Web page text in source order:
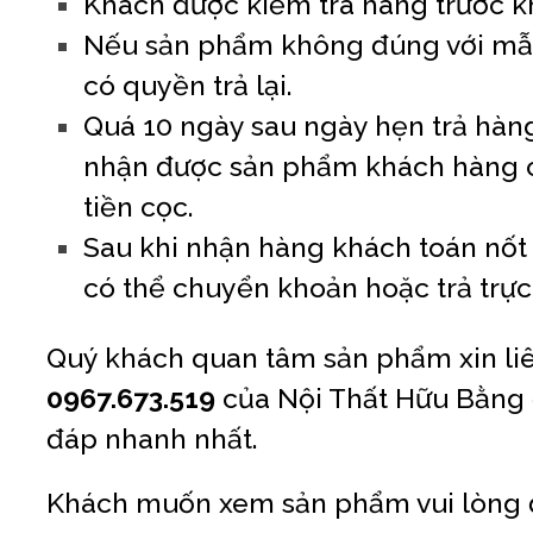
Nếu sản phẩm không đúng với
có quyền trả lại.
Quá 10 ngày sau ngày hẹn trả
nhận được sản phẩm khách hàng
tiền cọc.
Sau khi nhận hàng khách toán
có thể chuyển khoản hoặc trả
Quý khách quan tâm sản phẩm xin
0967.673.519 của Nội Thất Hữu
đáp nhanh nhất.
Khách muốn xem sản phẩm vui lòng